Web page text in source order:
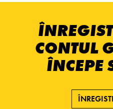
CONTUL
ÎNCEPE